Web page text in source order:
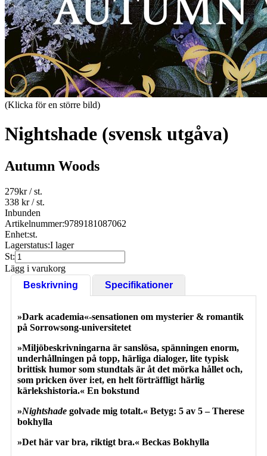
(Klicka för en större bild)
Nightshade (svensk utgåva)
Autumn Woods
279kr/ st.
338 kr/ st.
Inbunden
Artikelnummer:9789181087062
Enhet:st.
Lagerstatus:I lager
St:
Lägg i varukorg
Beskrivning
Specifikationer
»Dark academia«-sensationen om mysterier & romantik
på Sorrowsong-universitetet
»Miljöbeskrivningarna är sanslösa, spänningen enorm,
underhållningen på topp, härliga dialoger, lite typisk
brittisk humor som stundtals är åt det mörka hållet och,
som pricken över i:et, en helt förträffligt härlig
kärlekshistoria.« En bokstund
»Nightshade golvade mig totalt.« Betyg: 5 av 5 – Therese
bokhylla
»Det här var bra, riktigt bra.« Beckas Bokhylla